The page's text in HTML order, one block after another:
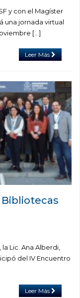
y con el Magíster
una jornada virtual
[…]
Leer Más
Lic. Ana Alberdi,
del IV Encuentro
Leer Más